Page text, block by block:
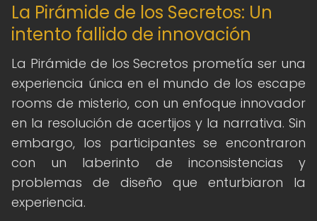
La Pirámide de los Secretos: Un
intento fallido de innovación
La Pirámide de los Secretos prometía ser una
experiencia única en el mundo de los escape
rooms de misterio, con un enfoque innovador
en la resolución de acertijos y la narrativa. Sin
embargo, los participantes se encontraron
con un laberinto de inconsistencias y
problemas de diseño que enturbiaron la
experiencia.